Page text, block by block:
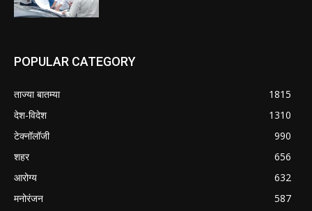
POPULAR CATEGORY
ताज्या बातम्या
1815
देश-विदेश
1310
टेक्नॉलॉजी
990
शहर
656
आरोग्य
632
मनोरंजन
587